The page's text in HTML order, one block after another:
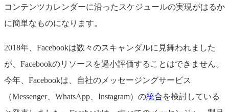
コンテンツカレンダーに沿ったスケジュールの実現がはるか
に簡単なものになります。
2018年、Facebookは数々のスキャンダルに見舞われました
が、Facebookのリソースを過小評価することはできません。
今年、Facebookは、自社のメッセージングサービス
（Messenger、WhatsApp、Instagram）の統合を検討している